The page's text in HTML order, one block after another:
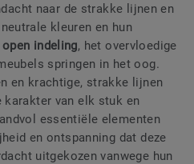
naar de strakke lijnen en
kleuren en hun
open indeling, het overvloedige
springen in het oog.
en krachtige, strakke lijnen
karakter van elk stuk en
essentiële elementen
en ontspanning dat deze
uitgekozen vanwege hun